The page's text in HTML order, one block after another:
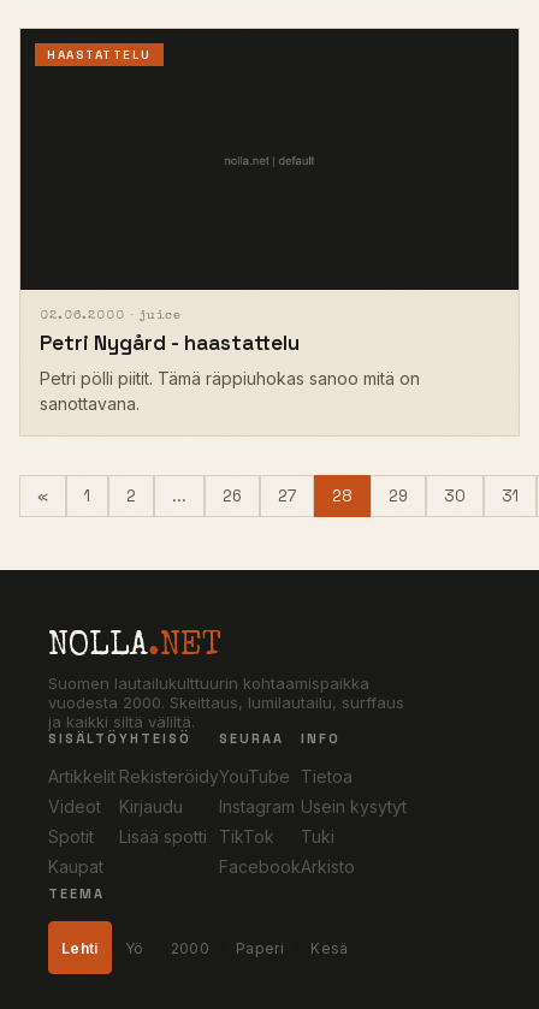
HAASTATTELU
02.06.2000 · juice
Petri Nygård - haastattelu
Petri pölli piitit. Tämä räppiuhokas sanoo mitä on
sanottavana.
«Previous
1 2 ... 26 27 28 (current)
29 30 31
NOLLA.NET
Suomen lautailukulttuurin kohtaamispaikka
vuodesta 2000. Skeittaus, lumilautailu, surffaus
ja kaikki siltä väliltä.
SISÄLTÖ
Artikkelit
Videot
Spotit
Kaupat
YHTEISÖ
Rekisteröidy
Kirjaudu
Lisää spotti
SEURAA
YouTube
Instagram
TikTok
Facebook
INFO
Tietoa
Usein kysytyt
Tuki
Arkisto
TEEMA
Lehti Yö 2000 Paperi Kesä